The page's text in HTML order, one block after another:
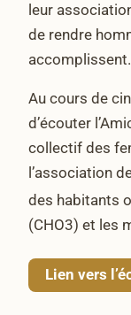
leur
de rendre
accomplissent.
Au cours de
d’écouter
collectif des
l’association
des habitants
(CHO3) et les
Lien vers